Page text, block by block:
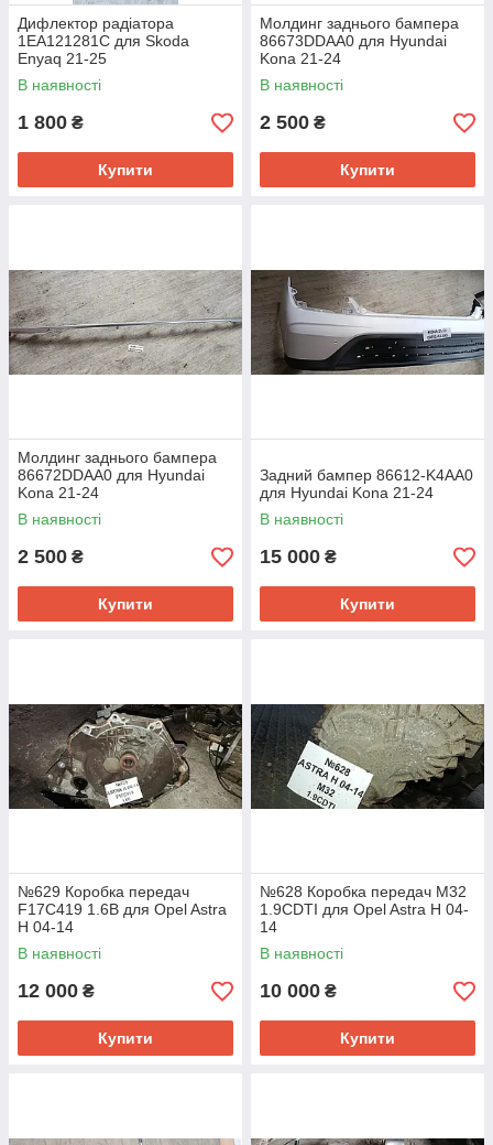
Дифлектор радіатора
1EA121281C для Skoda
Enyaq 21-25
В наявності
1 800 ₴
Купити
Молдинг заднього бампера
86673DDAA0 для Hyundai
Kona 21-24
В наявності
2 500 ₴
Купити
Молдинг заднього бампера
86672DDAA0 для Hyundai
Kona 21-24
В наявності
2 500 ₴
Купити
Задний бампер 86612-K4AA0
для Hyundai Kona 21-24
В наявності
15 000 ₴
Купити
№629 Коробка передач
F17C419 1.6B для Opel Astra
H 04-14
В наявності
12 000 ₴
Купити
№628 Коробка передач M32
1.9CDTI для Opel Astra H 04-
14
В наявності
10 000 ₴
Купити